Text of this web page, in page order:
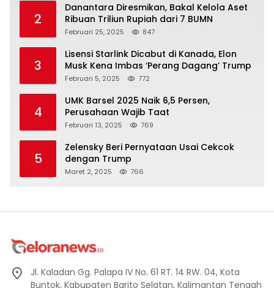
2
Danantara Diresmikan, Bakal Kelola Aset
Ribuan Triliun Rupiah dari 7 BUMN
Februari 25, 2025 847
3
Lisensi Starlink Dicabut di Kanada, Elon
Musk Kena Imbas ‘Perang Dagang’ Trump
Februari 5, 2025 772
4
UMK Barsel 2025 Naik 6,5 Persen,
Perusahaan Wajib Taat
Februari 13, 2025 769
5
Zelensky Beri Pernyataan Usai Cekcok
dengan Trump
Maret 2, 2025 766
Jl. Kaladan Gg. Palapa IV No. 61 RT. 14 RW. 04, Kota
Buntok, Kabupaten Barito Selatan, Kalimantan Tengah